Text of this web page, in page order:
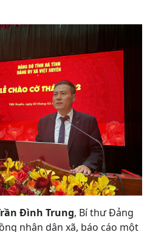
Đình Trung, Bí thư Đảng
nhân dân xã, báo cáo một